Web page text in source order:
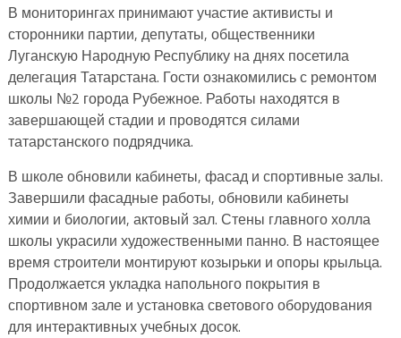
В мониторингах принимают участие активисты и
сторонники партии, депутаты, общественники
Луганскую Народную Республику на днях посетила
делегация Татарстана. Гости ознакомились с ремонтом
школы №2 города Рубежное. Работы находятся в
завершающей стадии и проводятся силами
татарстанского подрядчика.
В школе обновили кабинеты, фасад и спортивные залы.
Завершили фасадные работы, обновили кабинеты
химии и биологии, актовый зал. Стены главного холла
школы украсили художественными панно. В настоящее
время строители монтируют козырьки и опоры крыльца.
Продолжается укладка напольного покрытия в
спортивном зале и установка светового оборудования
для интерактивных учебных досок.